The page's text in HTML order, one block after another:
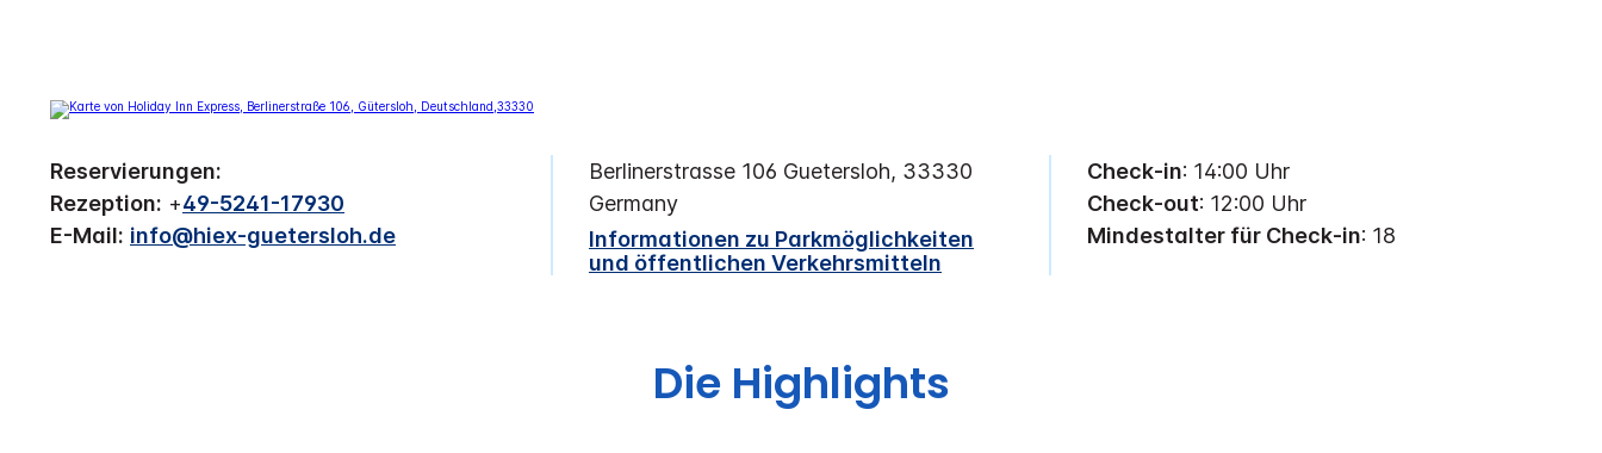
Reservierungen:
Rezeption: +49-5241-17930
E-Mail: info@hiex-guetersloh.de
Berlinerstrasse 106 Guetersloh, 33330
Germany
Informationen zu Parkmöglichkeiten
und öffentlichen Verkehrsmitteln
Check-in: 14:00 Uhr
Check-out: 12:00 Uhr
Mindestalter für Check-in: 18
Die Highlights